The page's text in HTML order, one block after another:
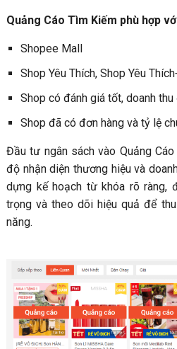
Quảng Cáo Tìm Kiếm phù hợp
Shopee Mall
Shop Yêu Thích, Shop Yêu
Shop có đánh giá tốt, doanh thu
Shop đã có đơn hàng và tỷ lệ
Đầu tư ngân sách vào Quảng
độ nhận diện thương hiệu và
dựng kế hoạch từ khóa rõ ràng,
trọng và theo dõi hiệu quả để
năng.